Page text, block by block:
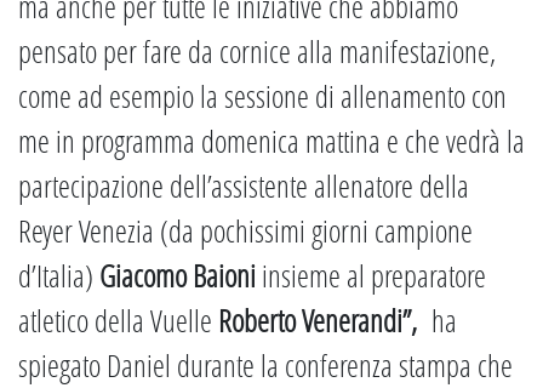
pensato per fare da cornice alla manifestazione,
come ad esempio la sessione di allenamento con
me in programma domenica mattina e che vedrà la
partecipazione dell’assistente allenatore della
Reyer Venezia (da pochissimi giorni campione
d’Italia) Giacomo Baioniinsieme al preparatore
atletico della Vuelle Roberto Venerandi”, ha
spiegato Daniel durante la conferenza stampa che